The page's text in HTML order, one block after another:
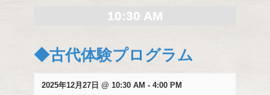
ナ
ゲ
10:30 AM
◆古代体験プログラム
2025年12月27日 @ 10:30 AM - 4:00 PM